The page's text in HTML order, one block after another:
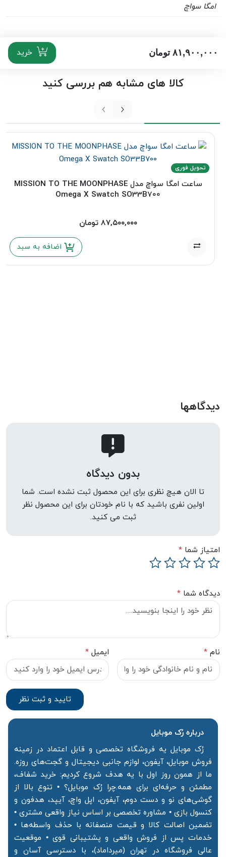
امگا سواچ
۸۱,۹۰۰,۰۰۰ تومان خرید
کالا های مشابه هم بررسی کنید
تحویل فوری
ساعت امگا سواچ مدل MISSION TO THE MOONPHASE
Omega X Swatch SO33B700
۸۷,۵۰۰,۰۰۰ تومان
اضافه به سبد
دیدگاهها
بدون دیدگاه
تا الان هیچ نظری برای این محصول ثبت نشده است. شما
اولین نفری باشید که با نام خودتان برای این محصول نظر
ثبت می کنید.
امتیاز شما *
دیدگاه شما *
نام * ایمیل *
درباره رُک‌ موبایل
رُک موبایل یه فروشگاه تخصصی و قابل اعتماد در زمینه
فروش موبایل، آیفون، لوازم جانبی دیجیتال و گجت‌های روزه.
ما از همون روز اول با یه هدف شروع کردیم: خرید شفاف،
مطمئن و حرفه‌ای برای همه.چرا رُک موبایل؟ • تنوع بالا از
گوشی‌های نو و دست دوم، آیفون، اپل واچ، آیپد، هدفون و
کنسول بازی • مشاوره تخصصی بر اساس نیاز واقعی مشتری •
تضمین اصالت کالا و قیمت منصفانه با حذف واسطه‌ها •
خدمات پس از فروش واقعی و پشتیبانی قوی • موقعیت
عالی فروشگاه در تهران (میرداماد)، با دسترسی آسان و